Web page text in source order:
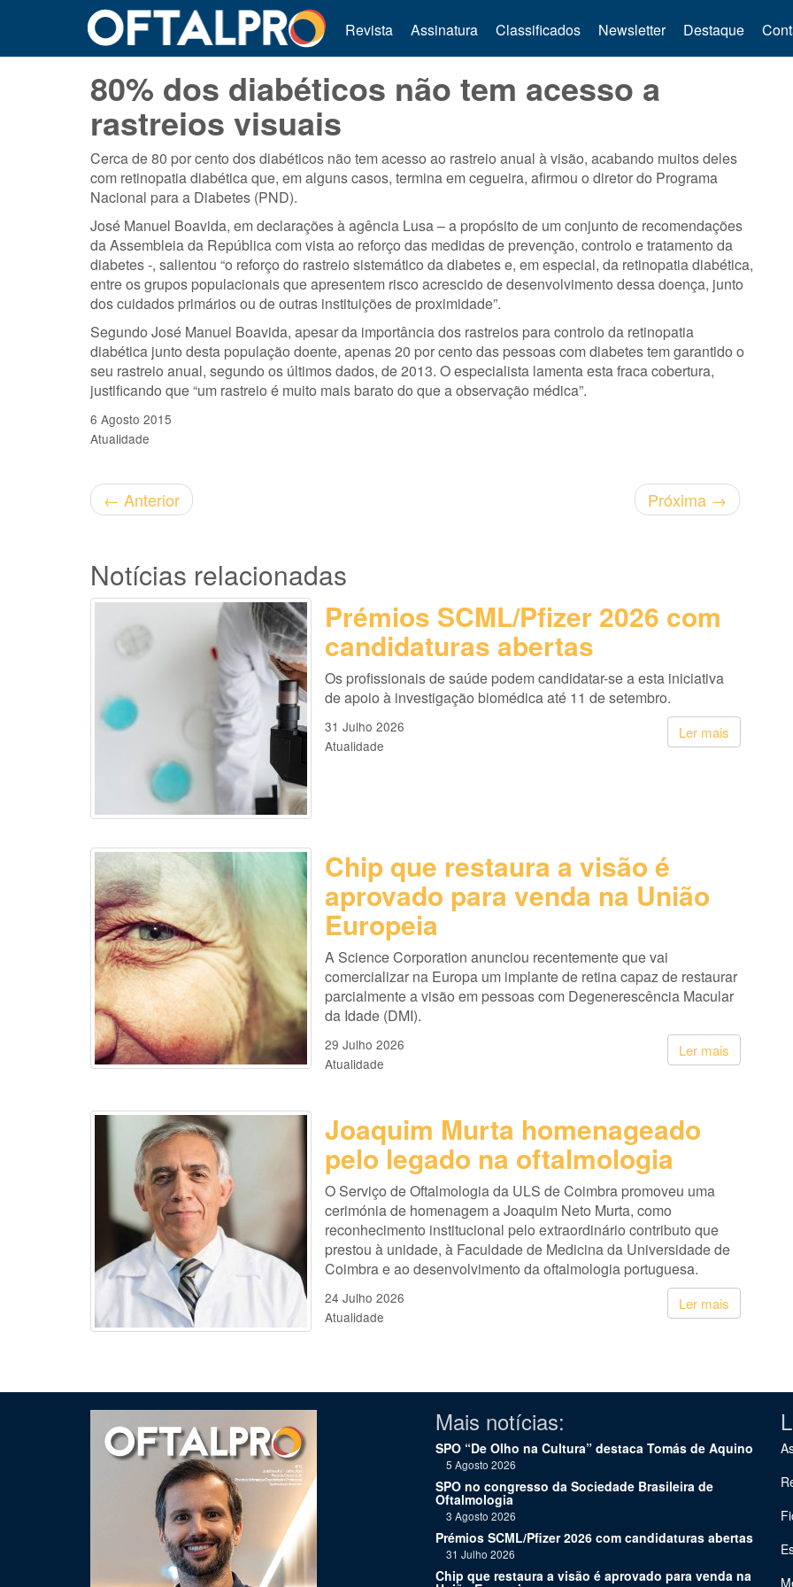
Revista Assinatura Classificados Newsletter Destaque
80% dos diabéticos não tem acesso a
rastreios visuais
Cerca de 80 por cento dos diabéticos não tem acesso ao rastreio anual à visão, acabando muitos deles
com retinopatia diabética que, em alguns casos, termina em cegueira, afirmou o diretor do Programa
Nacional para a Diabetes (PND).
José Manuel Boavida, em declarações à agência Lusa – a propósito de um conjunto de recomendações
da Assembleia da República com vista ao reforço das medidas de prevenção, controlo e tratamento da
diabetes -, salientou “o reforço do rastreio sistemático da diabetes e, em especial, da retinopatia diabética,
entre os grupos populacionais que apresentem risco acrescido de desenvolvimento dessa doença, junto
dos cuidados primários ou de outras instituições de proximidade”.
Segundo José Manuel Boavida, apesar da importância dos rastreios para controlo da retinopatia
diabética junto desta população doente, apenas 20 por cento das pessoas com diabetes tem garantido o
seu rastreio anual, segundo os últimos dados, de 2013. O especialista lamenta esta fraca cobertura,
justificando que “um rastreio é muito mais barato do que a observação médica”.
6 Agosto 2015
Atualidade
← Anterior Próxima →
Notícias relacionadas
Prémios SCML/Pfizer 2026 com
candidaturas abertas
Os profissionais de saúde podem candidatar-se a esta iniciativa
de apoio à investigação biomédica até 11 de setembro.
Ler mais
31 Julho 2026
Atualidade
Chip que restaura a visão é
aprovado para venda na União
Europeia
A Science Corporation anunciou recentemente que vai
comercializar na Europa um implante de retina capaz de restaurar
parcialmente a visão em pessoas com Degenerescência Macular
da Idade (DMI).
Ler mais
29 Julho 2026
Atualidade
Joaquim Murta homenageado
pelo legado na oftalmologia
O Serviço de Oftalmologia da ULS de Coimbra promoveu uma
cerimónia de homenagem a Joaquim Neto Murta, como
reconhecimento institucional pelo extraordinário contributo que
prestou à unidade, à Faculdade de Medicina da Universidade de
Coimbra e ao desenvolvimento da oftalmologia portuguesa.
Ler mais
24 Julho 2026
Atualidade
Clique para ler
Mais notícias:
SPO “De Olho na Cultura” destaca Tomás de Aquino
5 Agosto 2026
SPO no congresso da Sociedade Brasileira de
Oftalmologia
3 Agosto 2026
Prémios SCML/Pfizer 2026 com candidaturas abertas
31 Julho 2026
Chip que restaura a visão é aprovado para venda na